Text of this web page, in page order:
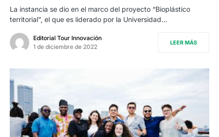
La instancia se dio en el marco del proyecto “Bioplástico
territorial”, el que es liderado por la Universidad…
Editorial Tour Innovación
1 de diciembre de 2022
LEER MÁS